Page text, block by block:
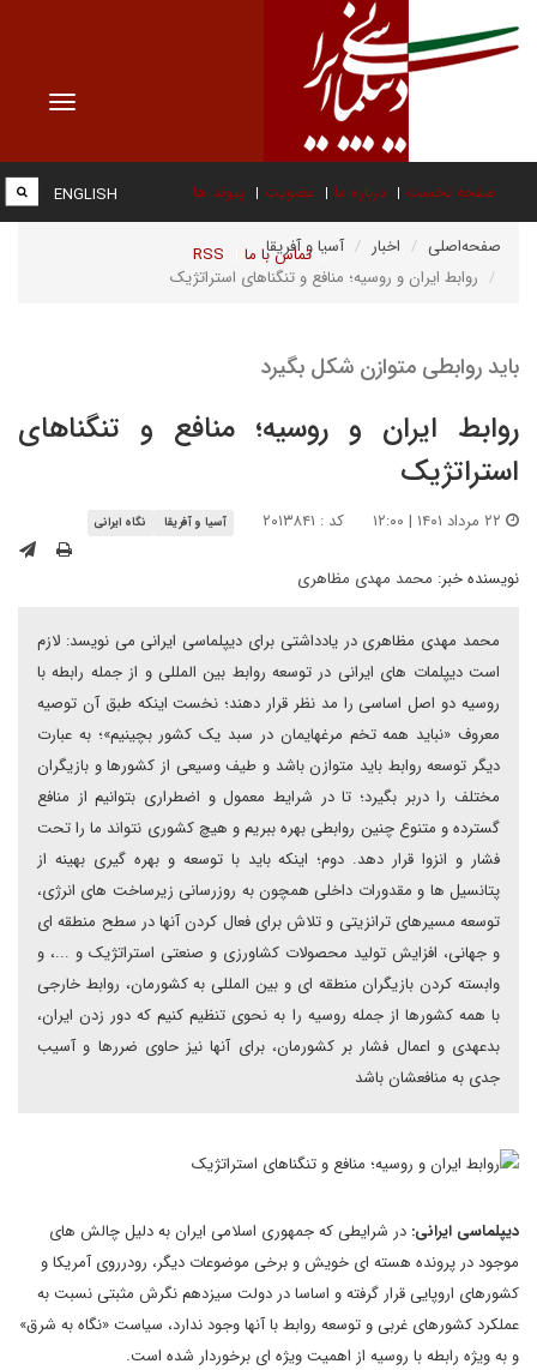
Toggle
صفحه نخست درباره ما عضویت پیوند ها
تماس با ما RSS
ENGLISH
صفحه‌اصلی اخبار
آسیا و آفریقا
روابط ایران و روسیه؛ منافع و تنگناهای استراتژیک
باید روابطی متوازن شکل بگیرد
روابط ایران و روسیه؛ منافع و تنگناهای
استراتژیک
کد : ۲۰۱۳۸۴۱ آسیا و آفریقا نگاه ایرانی
نویسنده خبر: محمد مهدی مظاهری
محمد مهدی مظاهری در یادداشتی برای دیپلماسی ایرانی می نویسد: لازم
است دیپلمات های ایرانی در توسعه روابط بین المللی و از جمله رابطه با
روسیه دو اصل اساسی را مد نظر قرار دهند؛ نخست اینکه طبق آن توصیه
معروف «نباید همه تخم مرغهایمان در سبد یک کشور بچینیم»؛ به عبارت
دیگر توسعه روابط باید متوازن باشد و طیف وسیعی از کشورها و بازیگران
مختلف را دربر بگیرد؛ تا در شرایط معمول و اضطراری بتوانیم از منافع
گسترده و متنوع چنین روابطی بهره ببریم و هیچ کشوری نتواند ما را تحت
فشار و انزوا قرار دهد. دوم؛ اینکه باید با توسعه و بهره گیری بهینه از
پتانسیل ها و مقدورات داخلی همچون به روزرسانی زیرساخت های انرژی،
توسعه مسیرهای ترانزیتی و تلاش برای فعال کردن آنها در سطح منطقه ای
و جهانی، افزایش تولید محصولات کشاورزی و صنعتی استراتژیک و ...، و
وابسته کردن بازیگران منطقه ای و بین المللی به کشورمان، روابط خارجی
با همه کشورها از جمله روسیه را به نحوی تنظیم کنیم که دور زدن ایران،
بدعهدی و اعمال فشار بر کشورمان، برای آنها نیز حاوی ضررها و آسیب
جدی به منافعشان باشد
دیپلماسی ایرانی: در شرایطی که جمهوری اسلامی ایران به دلیل چالش های
موجود در پرونده هسته ای خویش و برخی موضوعات دیگر، رودرروی آمریکا و
کشورهای اروپایی قرار گرفته و اساسا در دولت سیزدهم نگرش مثبتی نسبت به
عملکرد کشورهای غربی و توسعه روابط با آنها وجود ندارد، سیاست «نگاه به شرق»
و به ویژه رابطه با روسیه از اهمیت ویژه ای برخوردار شده است.